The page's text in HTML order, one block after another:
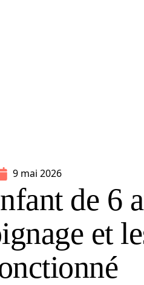
9 mai 2026
de 6
et